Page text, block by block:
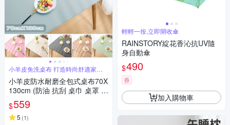
小羊皮免洗桌布 打造時尚舒適家居
感
小羊皮防水耐磨全包式桌布70X
130cm (防油 抗刮 桌巾 桌罩 餐
桌檯布 餐桌布 茶几書桌布)
$559
5 (1)
輕輕一按,立即開收傘
RAINSTORY綻花香沁抗UV隨
身自動傘
$490
券
加入購物車